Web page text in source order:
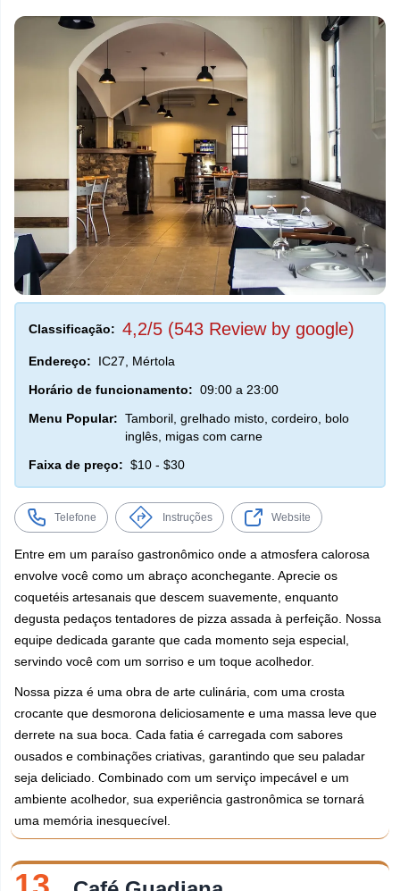
Classificação: 4,2/5 (543 Review by google)
Endereço:
IC27, Mértola
Horário de funcionamento: 09:00 a 23:00
Menu Popular: Tamboril, grelhado misto, cordeiro, bolo
inglês, migas com carne
Faixa de preço: $10 - $30
Telefone Instruções Website
Entre em um paraíso gastronômico onde a atmosfera calorosa
envolve você como um abraço aconchegante. Aprecie os
coquetéis artesanais que descem suavemente, enquanto
degusta pedaços tentadores de pizza assada à perfeição. Nossa
equipe dedicada garante que cada momento seja especial,
servindo você com um sorriso e um toque acolhedor.
Nossa pizza é uma obra de arte culinária, com uma crosta
crocante que desmorona deliciosamente e uma massa leve que
derrete na sua boca. Cada fatia é carregada com sabores
ousados e combinações criativas, garantindo que seu paladar
seja deliciado. Combinado com um serviço impecável e um
ambiente acolhedor, sua experiência gastronômica se tornará
uma memória inesquecível.